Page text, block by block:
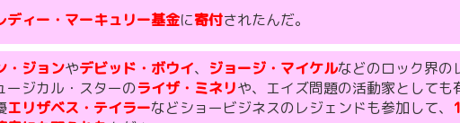
ディー・マーキュリー基金に寄付されたんだ。
・ジョンやデビッド・ボウイ、 ジョージ・マイケルなどのロック界の
ージカル・スターのライザ・ミネリや、エイズ問題の活動家としても
エリザベス・テイラーなどショービジネスのレジェンドも参加して、